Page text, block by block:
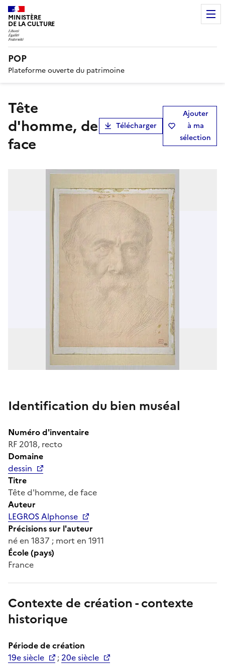
MINISTÈRE
DE LA CULTURE
POP
Plateforme ouverte du patrimoine
Tête
d'homme, de
face
Télécharger
Ajouter
à ma
sélection
Identification du bien muséal
Numéro d'inventaire
RF 2018, recto
Domaine
dessin
Titre
Tête d'homme, de face
Auteur
LEGROS Alphonse
Précisions sur l'auteur
né en 1837 ; mort en 1911
École (pays)
France
Contexte de création - contexte
historique
Période de création
19e siècle
; 20e siècle